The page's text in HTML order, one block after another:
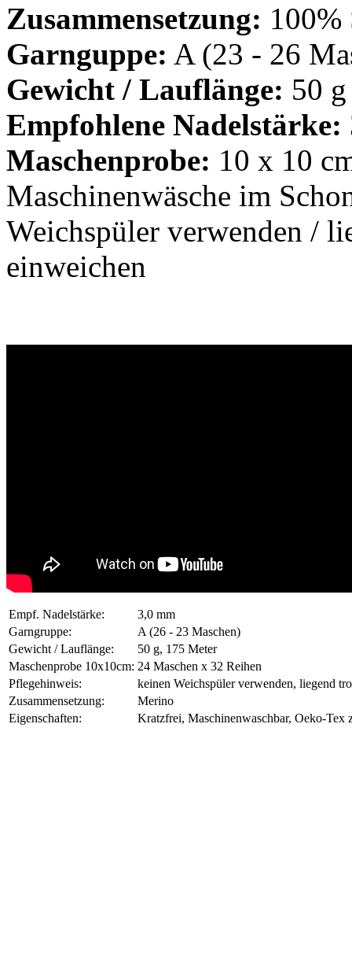
Zusammensetzung: 100%
Garnguppe: A (23 - 26
Gewicht / Lauflänge: 50
Empfohlene Nadelstärke:
Maschenprobe: 10 x 10
Maschinenwäsche im
Weichspüler verwenden /
einweichen
Empf. Nadelstärke:
3,0 mm
Garngruppe:
A (26 - 23 Maschen)
Gewicht / Lauflänge:
50 g, 175 Meter
Maschenprobe 10x10cm: 24 Maschen x 32 Reihen
Pflegehinweis:
keinen Weichspüler verwenden, liegend
Zusammensetzung:
Merino
Eigenschaften:
Kratzfrei, Maschinenwaschbar, Oeko-Tex